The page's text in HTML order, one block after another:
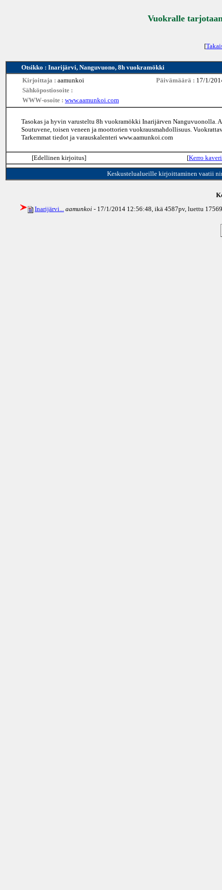
Vuokralle
[
Otsikko : Inarijärvi, Nanguvuono, 8h vuokramökki
Kirjoittaja : aamunkoi Päivämäärä : 17/1/
Sähköpostiosoite :
WWW-osoite : www.aamunkoi.com
Tasokas ja hyvin varusteltu 8h vuokramökki Inarijärven Nanguvuonolla.
Soutuvene, toisen veneen ja moottorien vuokrausmahdollisuus.
Tarkemmat tiedot ja varauskalenteri www.aamunkoi.com
[Edellinen kirjoitus] [Kerro
Keskustelualueille kirjoittaminen vaatii
Inarijärvi... aamunkoi - 17/1/2014 12:56:48, ikä 4587pv, luettu 17569